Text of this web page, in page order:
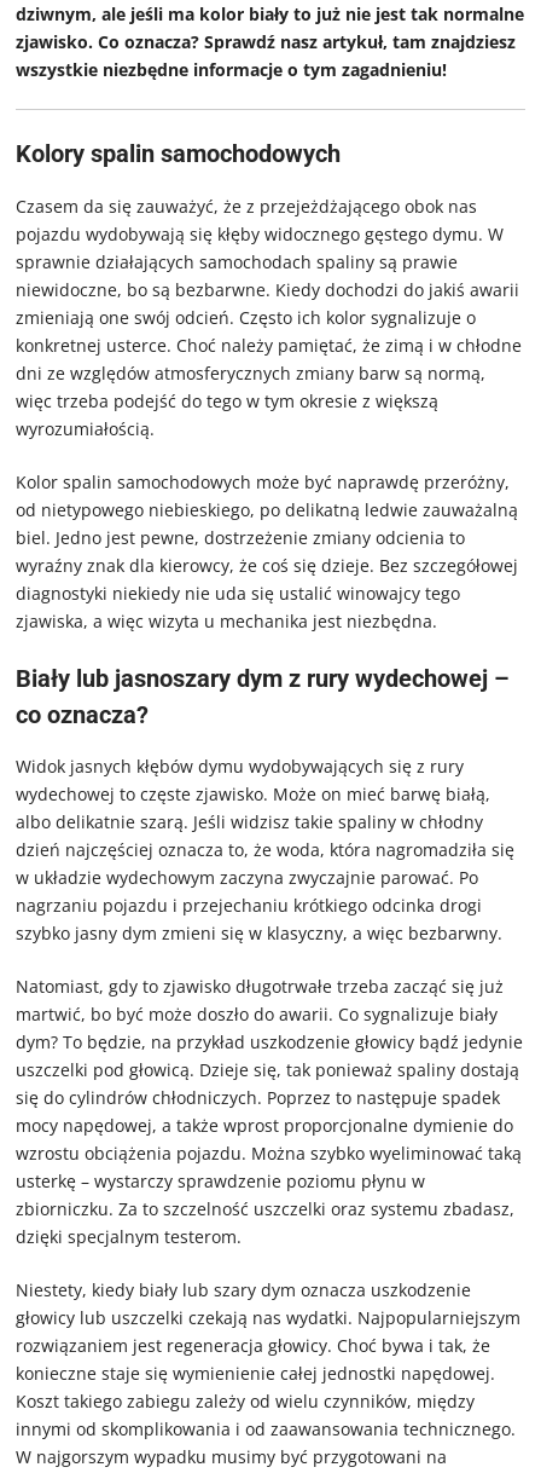
dziwnym, ale jeśli ma kolor biały to już nie jest tak normalne
zjawisko. Co oznacza? Sprawdź nasz artykuł, tam znajdziesz
wszystkie niezbędne informacje o tym zagadnieniu!
Kolory spalin samochodowych
Czasem da się zauważyć, że z przejeżdżającego obok nas
pojazdu wydobywają się kłęby widocznego gęstego dymu. W
sprawnie działających samochodach spaliny są prawie
niewidoczne, bo są bezbarwne. Kiedy dochodzi do jakiś awarii
zmieniają one swój odcień. Często ich kolor sygnalizuje o
konkretnej usterce. Choć należy pamiętać, że zimą i w chłodne
dni ze względów atmosferycznych zmiany barw są normą,
więc trzeba podejść do tego w tym okresie z większą
wyrozumiałością.
Kolor spalin samochodowych może być naprawdę przeróżny,
od nietypowego niebieskiego, po delikatną ledwie zauważalną
biel. Jedno jest pewne, dostrzeżenie zmiany odcienia to
wyraźny znak dla kierowcy, że coś się dzieje. Bez szczegółowej
diagnostyki niekiedy nie uda się ustalić winowajcy tego
zjawiska, a więc wizyta u mechanika jest niezbędna.
Biały lub jasnoszary dym z rury wydechowej –
co oznacza?
Widok jasnych kłębów dymu wydobywających się z rury
wydechowej to częste zjawisko. Może on mieć barwę białą,
albo delikatnie szarą. Jeśli widzisz takie spaliny w chłodny
dzień najczęściej oznacza to, że woda, która nagromadziła się
w układzie wydechowym zaczyna zwyczajnie parować. Po
nagrzaniu pojazdu i przejechaniu krótkiego odcinka drogi
szybko jasny dym zmieni się w klasyczny, a więc bezbarwny.
Natomiast, gdy to zjawisko długotrwałe trzeba zacząć się już
martwić, bo być może doszło do awarii. Co sygnalizuje biały
dym? To będzie, na przykład uszkodzenie głowicy bądź jedynie
uszczelki pod głowicą. Dzieje się, tak ponieważ spaliny dostają
się do cylindrów chłodniczych. Poprzez to następuje spadek
mocy napędowej, a także wprost proporcjonalne dymienie do
wzrostu obciążenia pojazdu. Można szybko wyeliminować taką
usterkę – wystarczy sprawdzenie poziomu płynu w
zbiorniczku. Za to szczelność uszczelki oraz systemu zbadasz,
dzięki specjalnym testerom.
Niestety, kiedy biały lub szary dym oznacza uszkodzenie
głowicy lub uszczelki czekają nas wydatki. Najpopularniejszym
rozwiązaniem jest regeneracja głowicy. Choć bywa i tak, że
konieczne staje się wymienienie całej jednostki napędowej.
Koszt takiego zabiegu zależy od wielu czynników, między
innymi od skomplikowania i od zaawansowania technicznego.
W najgorszym wypadku musimy być przygotowani na